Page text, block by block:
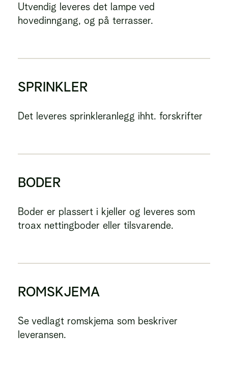
Utvendig leveres det lampe ved
hovedinngang, og på terrasser.
SPRINKLER
Det leveres sprinkleranlegg ihht. forskrifter
BODER
Boder er plassert i kjeller og leveres som
troax nettingboder eller tilsvarende.
ROMSKJEMA
Se vedlagt romskjema som beskriver
leveransen.